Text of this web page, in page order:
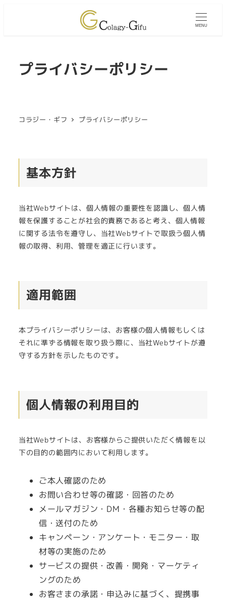
MENU
プライバシーポリシー
コラジー・ギフ プライバシーポリシー
基本方針
当社Webサイトは、個人情報の重要性を認識し、個人情
報を保護することが社会的責務であると考え、個人情報
に関する法令を遵守し、当社Webサイトで取扱う個人情
報の取得、利用、管理を適正に行います。
適用範囲
本プライバシーポリシーは、お客様の個人情報もしくは
それに準ずる情報を取り扱う際に、当社Webサイトが遵
守する方針を示したものです。
個人情報の利用目的
当社Webサイトは、お客様からご提供いただく情報を以
下の目的の範囲内において利用します。
ご本人確認のため
お問い合わせ等の確認・回答のため
メールマガジン・DM・各種お知らせ等の配
信・送付のため
キャンペーン・アンケート・モニター・取
材等の実施のため
サービスの提供・改善・開発・マーケティ
ングのため
お客さまの承諾・申込みに基づく、提携事